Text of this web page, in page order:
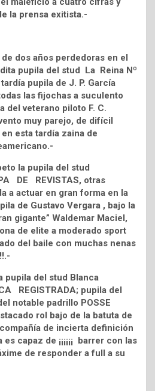
la prensa exitista.-
dos años perdedoras en el
pupila del stud La Reina Nº
pupila de J. P. García
las fijochas a suculento
del veterano piloto F. C.
muy parejo, de difícil
esta tardía zaina de
la pupila del stud
DE REVISTAS, otras
a actuar en gran forma en la
de Gustavo Vergara , bajo la
gigante” Waldemar Maciel,
de elite a moderado sport
del baile con muchas nenas
pupila del stud Blanca
REGISTRADA; pupila del
notable padrillo POSSE
rol bajo de la batuta de
de incierta definición
capaz de ¡¡¡¡¡¡ barrer con las
de responder a full a su